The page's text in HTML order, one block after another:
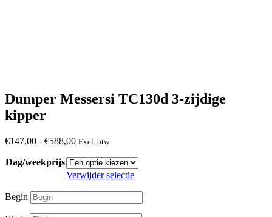
Dumper Messersi TC130d 3-zijdige
kipper
€147,00 - €588,00Prijsklasse:
tot
€588,00
Excl. btw
Dag/weekprijs
Verwijder selectie
Begin